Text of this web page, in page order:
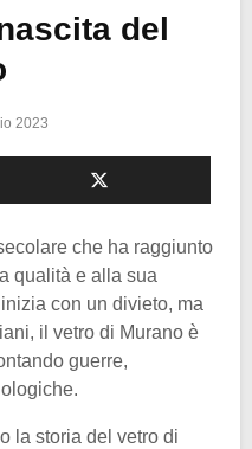
del
2023
che ha raggiunto
qualità e alla sua
con un divieto, ma
il vetro di Murano è
guerre,
la storia del vetro di